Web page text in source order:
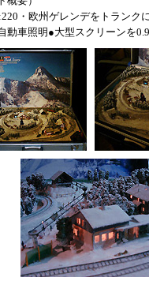
・欧州ゲレンデをトランク
動車照明●大型スクリーンを